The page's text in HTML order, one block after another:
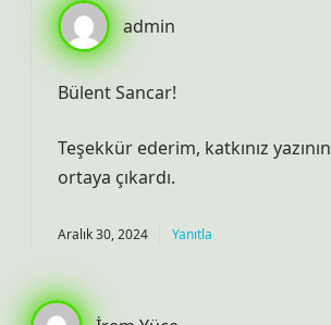
admin
Bülent Sancar!
Teşekkür ederim, katkınız yazının
ortaya çıkardı.
Aralık 30, 2024 Yanıtla